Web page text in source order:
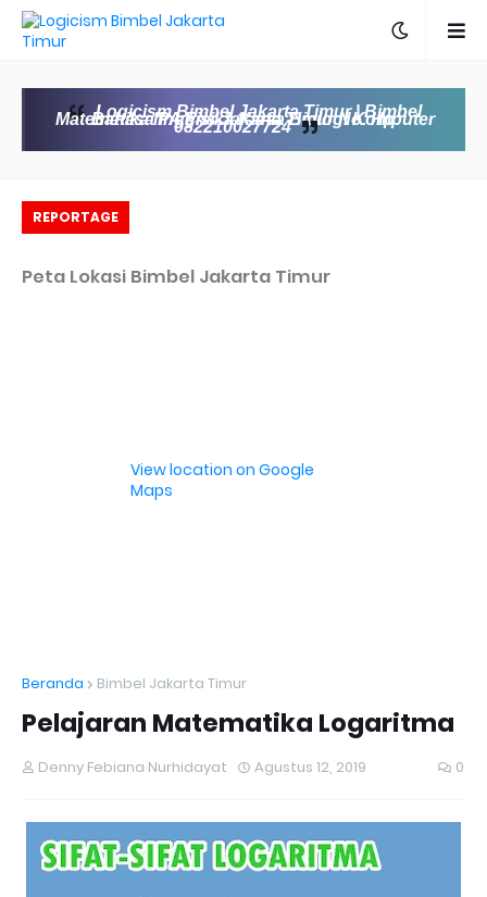
Logicism Bimbel Jakarta Timur | Bimbel
Matematika IPA Fisika Kimia Biologi Komputer Bahasa Inggris Jakarta Timur No. Hp:
082210027724
REPORTAGE
Peta Lokasi Bimbel Jakarta Timur
View location on Google
Maps
Beranda Bimbel Jakarta Timur
Pelajaran Matematika Logaritma
Denny Febiana Nurhidayat Agustus 12, 2019 0